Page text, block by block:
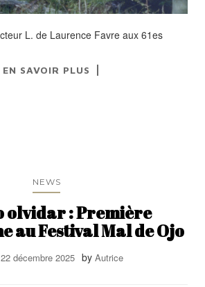
L. de Laurence Favre aux 61es
EN SAVOIR PLUS
NEWS
olvidar : Première
au Festival Mal de Ojo
22 décembre 2025 by Autrice